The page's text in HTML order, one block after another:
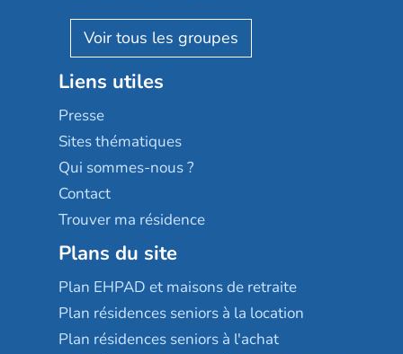
Reseda
Stella management
Les villages d'or
Sérénys
Résidences services Villa Médicis
Résidalya
Groupe aplus
AGE D'OR Services
Liens utiles
Presse
Sites thématiques
Qui sommes-nous ?
Contact
Trouver ma résidence
Plans du site
Plan EHPAD et maisons de retraite
Plan résidences seniors à la location
Plan résidences seniors à l'achat